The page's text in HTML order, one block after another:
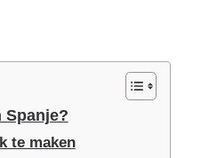
Spanje?
te maken